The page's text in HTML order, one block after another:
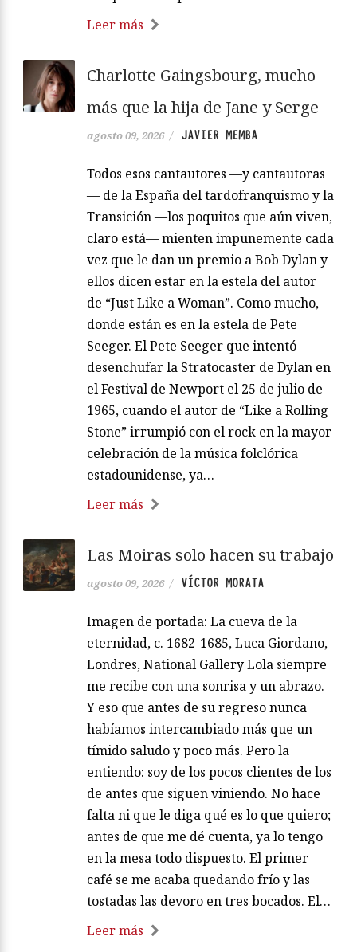
Leer más
Charlotte Gaingsbourg, mucho
más que la hija de Jane y Serge
agosto 09, 2026 / JAVIER MEMBA
Todos esos cantautores —y cantautoras
— de la España del tardofranquismo y la
Transición —los poquitos que aún viven,
claro está— mienten impunemente cada
vez que le dan un premio a Bob Dylan y
ellos dicen estar en la estela del autor
de “Just Like a Woman”. Como mucho,
donde están es en la estela de Pete
Seeger. El Pete Seeger que intentó
desenchufar la Stratocaster de Dylan en
el Festival de Newport el 25 de julio de
1965, cuando el autor de “Like a Rolling
Stone” irrumpió con el rock en la mayor
celebración de la música folclórica
estadounidense, ya…
Leer más
Las Moiras solo hacen su trabajo
agosto 09, 2026 / VÍCTOR MORATA
Imagen de portada: La cueva de la
eternidad, c. 1682-1685, Luca Giordano,
Londres, National Gallery Lola siempre
me recibe con una sonrisa y un abrazo.
Y eso que antes de su regreso nunca
habíamos intercambiado más que un
tímido saludo y poco más. Pero la
entiendo: soy de los pocos clientes de los
de antes que siguen viniendo. No hace
falta ni que le diga qué es lo que quiero;
antes de que me dé cuenta, ya lo tengo
en la mesa todo dispuesto. El primer
café se me acaba quedando frío y las
tostadas las devoro en tres bocados. El…
Leer más